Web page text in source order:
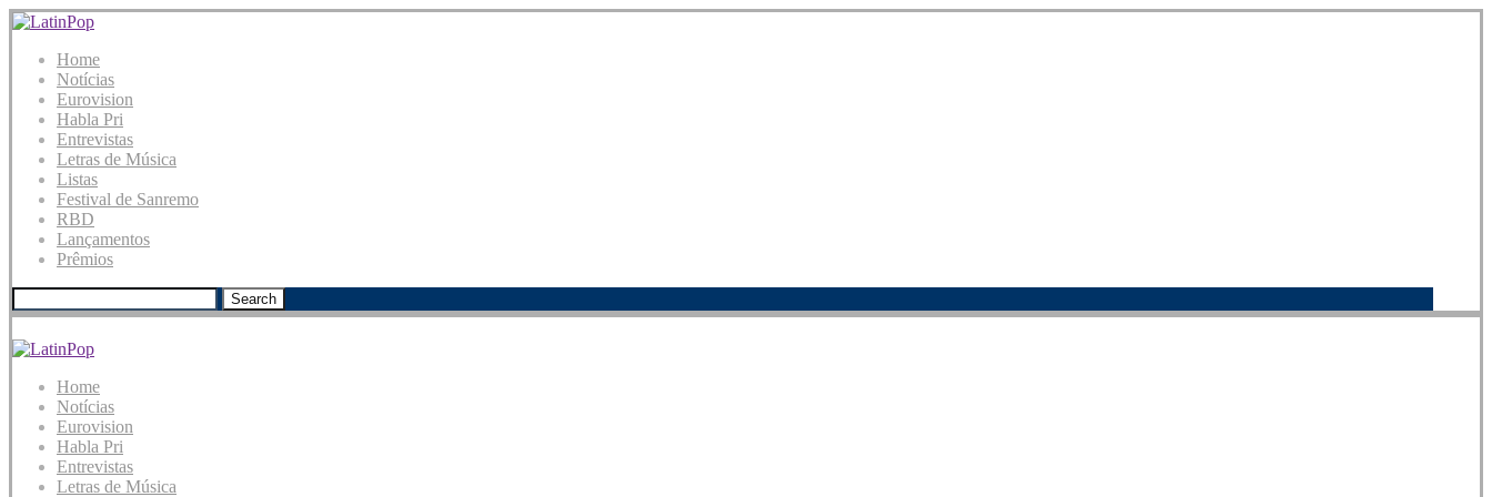
Home
Notícias
Eurovision
Habla Pri
Entrevistas
Letras de Música
Listas
Festival de Sanremo
RBD
Lançamentos
Prêmios
Search
Home
Notícias
Eurovision
Habla Pri
Entrevistas
Letras de Música